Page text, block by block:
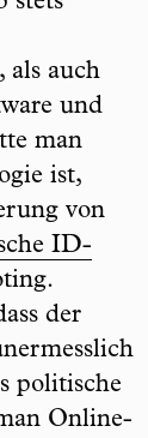
als auch
und
man
ist,
von
ID-
der
politische
Online-